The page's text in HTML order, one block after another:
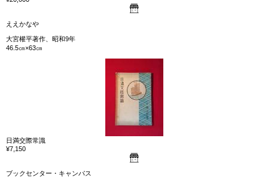
ええかなや
大宮權平著作、昭和9年
46.5㎝×63㎝
日満交際常識
¥7,150
ブックセンター・キャンパス